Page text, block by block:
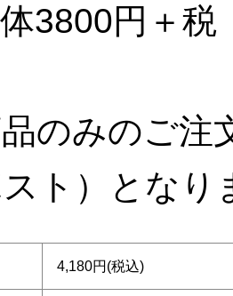
3800円＋税
のみのご注
ト）となり
4,180円(税込)